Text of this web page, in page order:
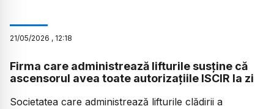
21/05/2026 , 12:18
Firma care administrează lifturile susține că
ascensorul avea toate autorizațiile ISCIR la zi
Societatea care administrează lifturile clădirii a